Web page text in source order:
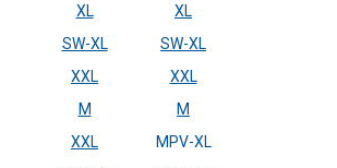
XL
XL
SW-XL
SW-XL
XXL
XXL
M
M
XXL
MPV-XL